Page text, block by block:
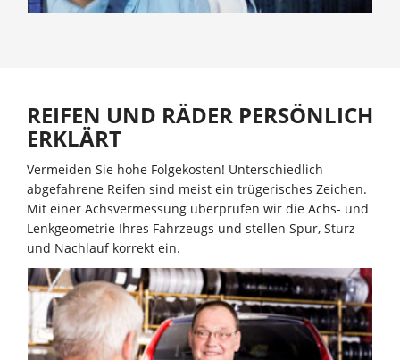
REIFEN UND RÄDER PERSÖNLICH
ERKLÄRT
Vermeiden Sie hohe Folgekosten! Unterschiedlich
abgefahrene Reifen sind meist ein trügerisches Zeichen.
Mit einer Achsvermessung überprüfen wir die Achs- und
Lenkgeometrie Ihres Fahrzeugs und stellen Spur, Sturz
und Nachlauf korrekt ein.